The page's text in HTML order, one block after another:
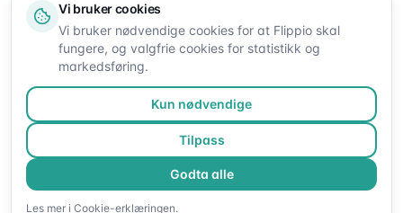
Om oss
Kontakt oss
©2026Flippio. Alle rettigheter reservert.
Vi bruker cookies
Vi bruker nødvendige cookies for at Flippio skal
fungere, og valgfrie cookies for statistikk og
markedsføring.
Kun nødvendige
Tilpass
Godta alle
Les mer i Cookie-erklæringen.